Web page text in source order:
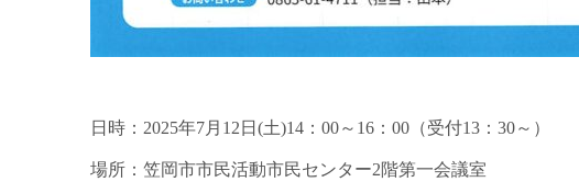
日時：2025年7月12日(土)14：00～16：00（受付13：30～）
場所：笠岡市市民活動市民センター2階第一会議室